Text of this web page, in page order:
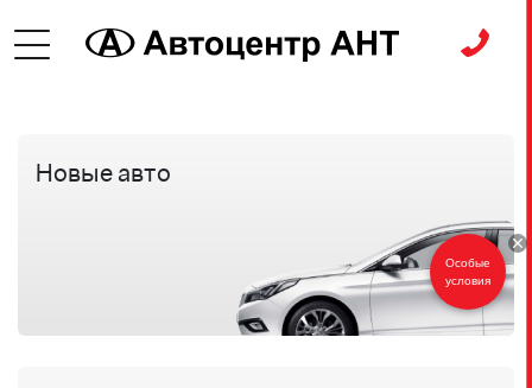
Новые авто
Особые
условия